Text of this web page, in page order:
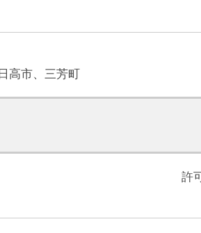
高市、三芳町
許